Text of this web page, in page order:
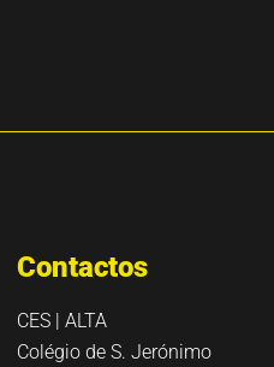
Contactos
CES | ALTA
Colégio de S. Jerónimo